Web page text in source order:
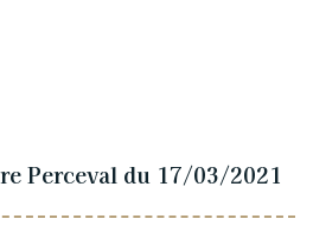
Perceval du 17/03/2021